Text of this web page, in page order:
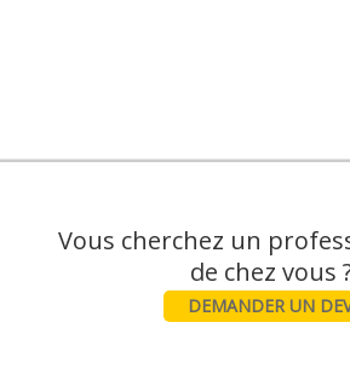
Vous cherchez un
DEMANDER UN